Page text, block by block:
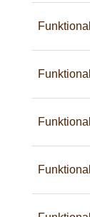
Funktional
Funktional
Funktional
Funktional